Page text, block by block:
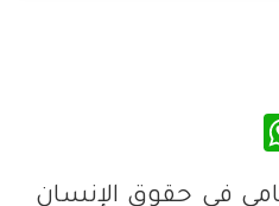
في حقوق الإنسان